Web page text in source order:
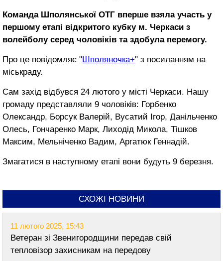
Команда Шполянської ОТГ вперше взяла участь у
першому етапі відкритого кубку м. Черкаси з
волейболу серед чоловіків та здобула перемогу.
Про це повідомляє "Шполяночка+" з посиланням на
міськраду.
Сам захід відбувся 24 лютого у місті Черкаси. Нашу
громаду представляли 9 чоловіків: Горбенко
Олександр, Борсук Валерій, Вусатий Ігор, Данільченко
Олесь, Гончаренко Марк, Лиходід Микола, Тішков
Максим, Мельніченко Вадим, Аргатюк Геннадій.
Змагатися в наступному етапі вони будуть 9 березня.
СХОЖІ НОВИНИ
11 лютого 2025, 15:43
Ветеран зі Звенигородщини передав свій
тепловізор захисникам на передову